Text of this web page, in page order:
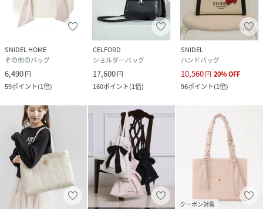
SNIDEL HOME
その他のバッグ
6,490円
59ポイント(1倍)
CELFORD
ショルダーバッグ
17,600円
160ポイント(1倍)
SNIDEL
ハンドバッグ
10,560円 20%OFF
96ポイント(1倍)
クーポン対象